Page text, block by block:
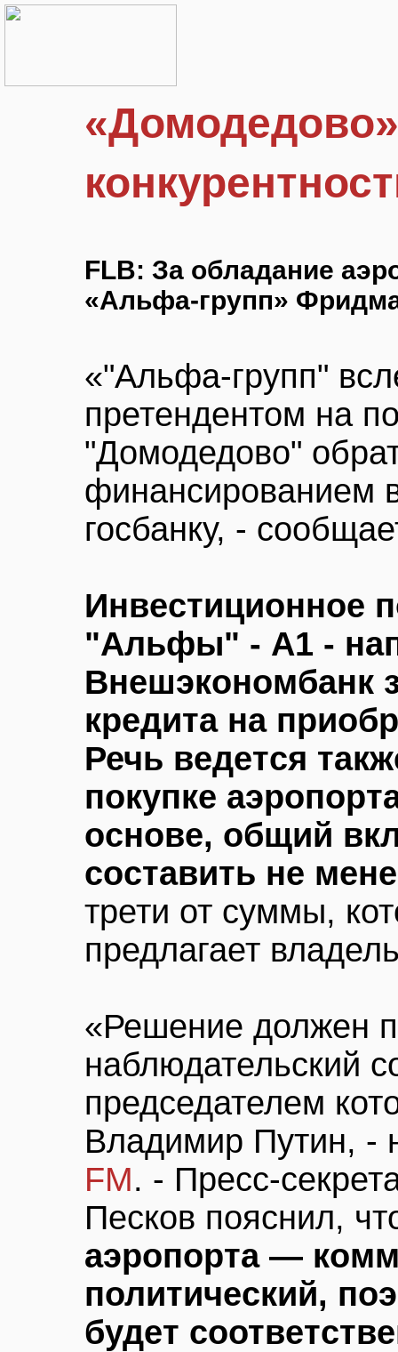
FLB: За обладание
«Альфа-групп»
«"Альфа-групп"
претендентом на
"Домодедово"
финансированием
госбанку, -
Инвестиционное
"Альфы" - А1 -
Внешэкономбанк
кредита на
Речь ведется
покупке
основе, общий
составить не
трети от суммы,
предлагает
«Решение должен
наблюдательский
председателем
Владимир Путин, -
FM. - Пресс-
Песков пояснил,
аэропорта —
политический,
будет